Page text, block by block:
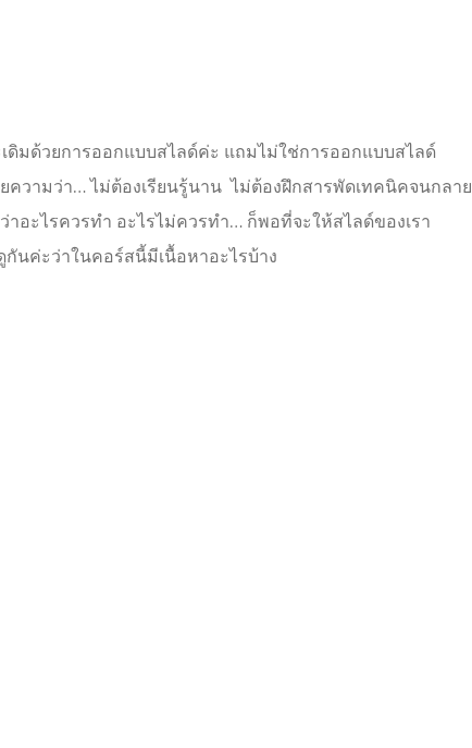
มด้วยการออกแบบสไลด์ค่ะ แถมไม่ใช่การออกแบบสไลด์
วามว่า… ไม่ต้องเรียนรู้นาน ไม่ต้องฝึกสารพัดเทคนิคจนกลาย
อะไรควรทำ อะไรไม่ควรทำ… ก็พอที่จะให้สไลด์ของเรา
นค่ะว่าในคอร์สนี้มีเนื้อหาอะไรบ้าง